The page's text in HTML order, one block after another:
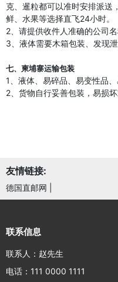
克、暹粒都可以准时安排派送
鲜、水果等选择直飞24小时。
2、请提供收件人准确的公司
3、液体需要木箱包装、发现泄
七、柬埔寨运输包装
1、液体、易碎品、易变性品、
2、货物自行妥善包装，易损
友情链接:
德国直邮网
联系信息
联系人：赵先生
电话：111 0000 1111